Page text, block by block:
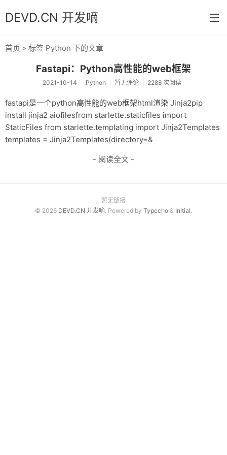
DEVD.CN 开发嘀
分类
默认
Java
Python
Database
关于
首页 » 标签 Python 下的文章
Fastapi：Python高性能的web框架
2021-10-14 Python 暂无评论 2288 次阅读
fastapi是一个python高性能的web框架html渲染 Jinja2pip
install jinja2 aiofilesfrom starlette.staticfiles import
StaticFiles from starlette.templating import Jinja2Templates
templates = Jinja2Templates(directory=&
- 阅读全文 -
暂无链接
© 2026 DEVD.CN 开发嘀. Powered by Typecho & Initial.